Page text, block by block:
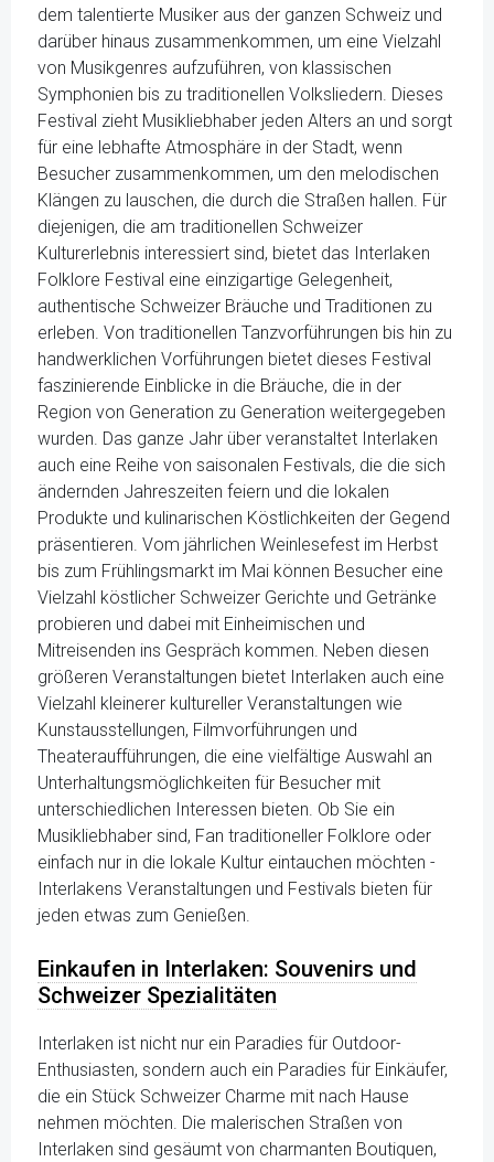
dem talentierte Musiker aus der ganzen Schweiz und
darüber hinaus zusammenkommen, um eine Vielzahl
von Musikgenres aufzuführen, von klassischen
Symphonien bis zu traditionellen Volksliedern. Dieses
Festival zieht Musikliebhaber jeden Alters an und sorgt
für eine lebhafte Atmosphäre in der Stadt, wenn
Besucher zusammenkommen, um den melodischen
Klängen zu lauschen, die durch die Straßen hallen. Für
diejenigen, die am traditionellen Schweizer
Kulturerlebnis interessiert sind, bietet das Interlaken
Folklore Festival eine einzigartige Gelegenheit,
authentische Schweizer Bräuche und Traditionen zu
erleben. Von traditionellen Tanzvorführungen bis hin zu
handwerklichen Vorführungen bietet dieses Festival
faszinierende Einblicke in die Bräuche, die in der
Region von Generation zu Generation weitergegeben
wurden. Das ganze Jahr über veranstaltet Interlaken
auch eine Reihe von saisonalen Festivals, die die sich
ändernden Jahreszeiten feiern und die lokalen
Produkte und kulinarischen Köstlichkeiten der Gegend
präsentieren. Vom jährlichen Weinlesefest im Herbst
bis zum Frühlingsmarkt im Mai können Besucher eine
Vielzahl köstlicher Schweizer Gerichte und Getränke
probieren und dabei mit Einheimischen und
Mitreisenden ins Gespräch kommen. Neben diesen
größeren Veranstaltungen bietet Interlaken auch eine
Vielzahl kleinerer kultureller Veranstaltungen wie
Kunstausstellungen, Filmvorführungen und
Theateraufführungen, die eine vielfältige Auswahl an
Unterhaltungsmöglichkeiten für Besucher mit
unterschiedlichen Interessen bieten. Ob Sie ein
Musikliebhaber sind, Fan traditioneller Folklore oder
einfach nur in die lokale Kultur eintauchen möchten -
Interlakens Veranstaltungen und Festivals bieten für
jeden etwas zum Genießen.
Einkaufen in Interlaken: Souvenirs und
Schweizer Spezialitäten
Interlaken ist nicht nur ein Paradies für Outdoor-
Enthusiasten, sondern auch ein Paradies für Einkäufer,
die ein Stück Schweizer Charme mit nach Hause
nehmen möchten. Die malerischen Straßen von
Interlaken sind gesäumt von charmanten Boutiquen,